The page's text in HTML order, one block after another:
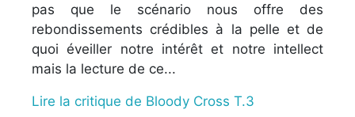
pas que le scénario nous offre des
rebondissements crédibles à la pelle et de
quoi éveiller notre intérêt et notre intellect
mais la lecture de ce...
Lire la critique de Bloody Cross T.3